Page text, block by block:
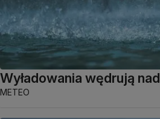
Wyładowania wędrują
METEO